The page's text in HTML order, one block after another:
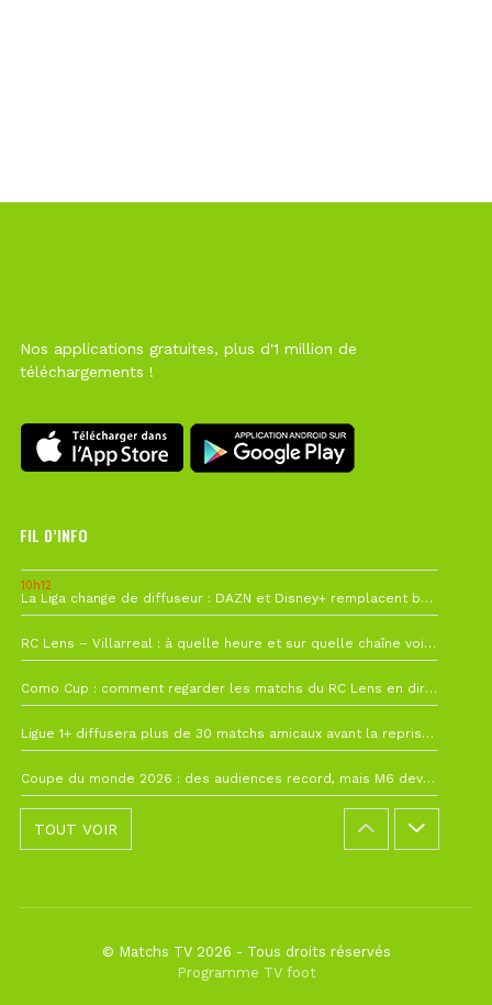
Nos applications gratuites, plus d'1 million de
téléchargements !
FIL D’INFO
10h12
La Liga change de diffuseur : DAZN et Disney+ remplacent beIN Sports !
RC Lens – Villarreal : à quelle heure et sur quelle chaîne voir la finale de la Como Cup ?
Como Cup : comment regarder les matchs du RC Lens en direct ?
Ligue 1+ diffusera plus de 30 matchs amicaux avant la reprise de la Ligue 1
Coupe du monde 2026 : des audiences record, mais M6 devrait perdre très gros !
TOUT VOIR
© Matchs TV 2026 - Tous droits réservés
Programme TV foot